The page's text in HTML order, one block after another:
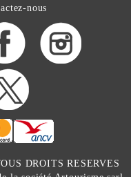
nous
DROITS RESERVES